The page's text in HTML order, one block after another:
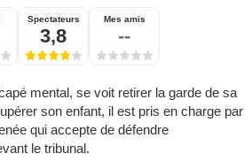
Spectateurs
3,8
Mes amis
--
mental, se voit retirer la garde de sa
son enfant, il est pris en charge par
qui accepte de défendre
le tribunal.